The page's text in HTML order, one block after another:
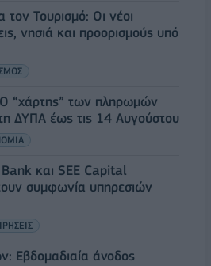
τον Τουρισμό: Οι νέοι
νησιά και προορισμούς υπό
“χάρτης” των πληρωμών
ΔΥΠΑ έως τις 14 Αυγούστου
και SEE Capital
συμφωνία υπηρεσιών
Εβδομαδιαία άνοδος